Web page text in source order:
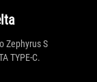
Zephyrus S
ROG DELTA TYPE-C.